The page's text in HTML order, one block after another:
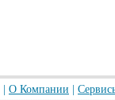
О Компании